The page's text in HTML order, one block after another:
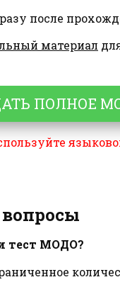
после
материал
ПОЛНОЕ
тест МОДО?